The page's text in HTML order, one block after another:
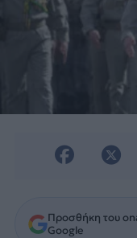
Προσθήκη του
Google